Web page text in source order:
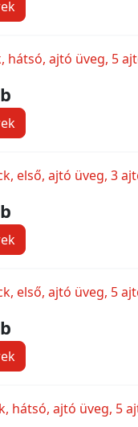
hátsó, ajtó üveg, 5
első, ajtó üveg, 3
első, ajtó üveg, 5
hátsó, ajtó üveg, 5